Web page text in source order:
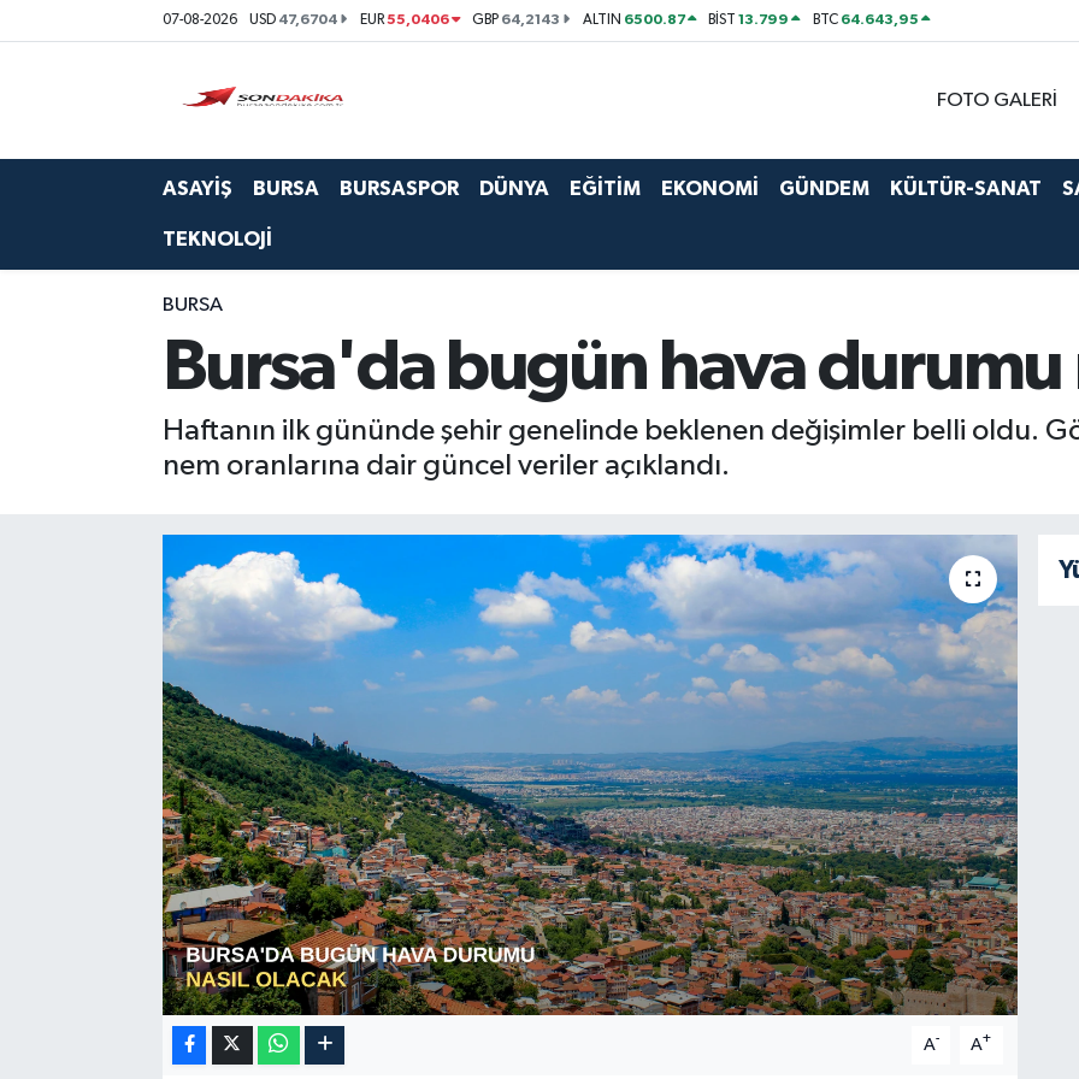
07-08-2026 USD 47,6704 EUR55,0406 GBP 64,2143 ALTIN 6500.87 BİST13.799 BTC 64.643,95
FOTO GALERİ
ASAYİŞ BURSA BURSASPOR DÜNYA EĞİTİM EKONOMİ GÜNDEM KÜLTÜR-SANAT
TEKNOLOJİ
BURSA
Bursa'da bugün hava durumu
Haftanın ilk gününde şehir genelinde beklenen değişimler belli oldu.
nem oranlarına dair güncel veriler açıklandı.
A- A+
Ekonomi
Foto Galeri
Video Galeri